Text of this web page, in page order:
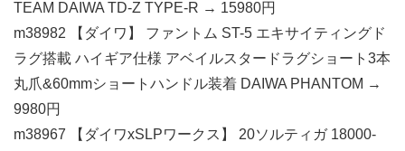
TEAM DAIWA TD-Z TYPE-R → 15980円
m38982 【ダイワ】 ファントム ST-5 エキサイティングド
ラグ搭載 ハイギア仕様 アベイルスタードラグショート3本
丸爪&60mmショートハンドル装着 DAIWA PHANTOM →
9980円
m38967 【ダイワxSLPワークス】 20ソルティガ 18000-